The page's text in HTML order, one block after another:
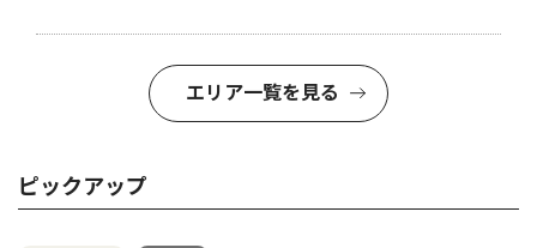
エリア一覧を見る
ピックアップ